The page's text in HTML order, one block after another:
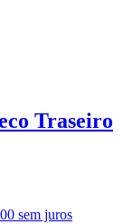
Traseiro
sem juros